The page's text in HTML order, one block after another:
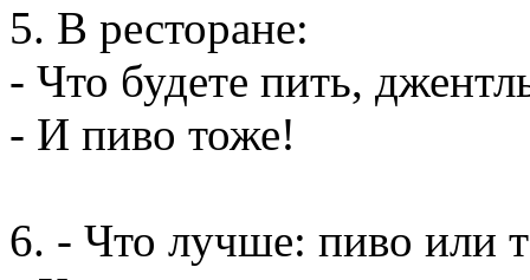
5. В ресторане:
- Что будете пить,
- И пиво тоже!
6. - Что лучше: пиво или